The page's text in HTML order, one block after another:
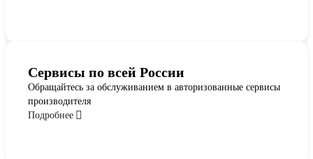
Сервисы по всей России
Обращайтесь за обслуживанием в авторизованные сервисы
производителя
Подробнее